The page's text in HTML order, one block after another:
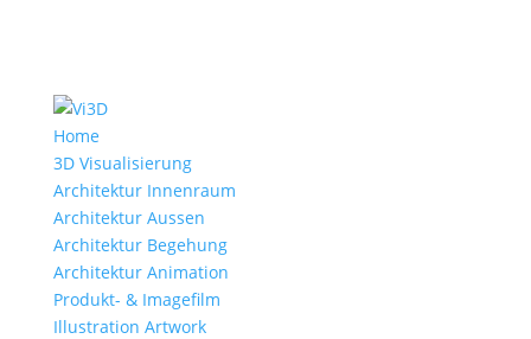
Home
3D Visualisierung
Architektur Innenraum
Architektur Aussen
Architektur Begehung
Architektur Animation
Produkt- & Imagefilm
Illustration Artwork